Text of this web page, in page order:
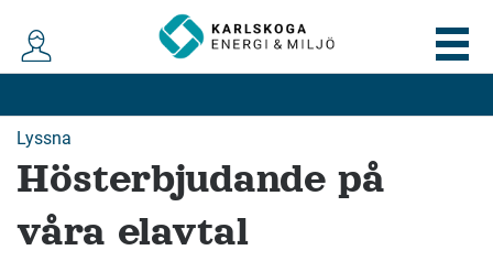
Lyssna
Hösterbjudande på
våra elavtal